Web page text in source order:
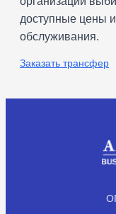
доступные цены
обслуживания.
Заказать трансфер